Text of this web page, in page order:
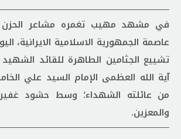
في مشهد مهيب تغمره مشاعر
عاصمة الجمهورية الاسلامية الايرانية،
تشييع الجثامين الطاهرة للقائد الشهید
آية الله العظمی الإمام السيد علي
من عائلته الشهداء؛ وسط حشود
والمعزين.